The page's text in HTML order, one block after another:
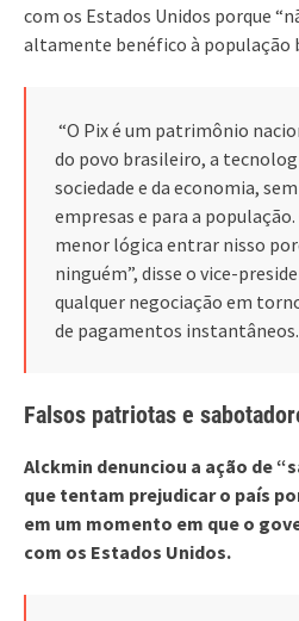
com os Estados Unidos porque
altamente benéfico à população
“O Pix é um patrimônio
do povo brasileiro, a
sociedade e da economia,
empresas e para a
menor lógica entrar nisso
ninguém”, disse o vice-
qualquer negociação em
de pagamentos instantâneos.
Falsos patriotas e
Alckmin denunciou a ação de
que tentam prejudicar o país
em um momento em que o
com os Estados Unidos.